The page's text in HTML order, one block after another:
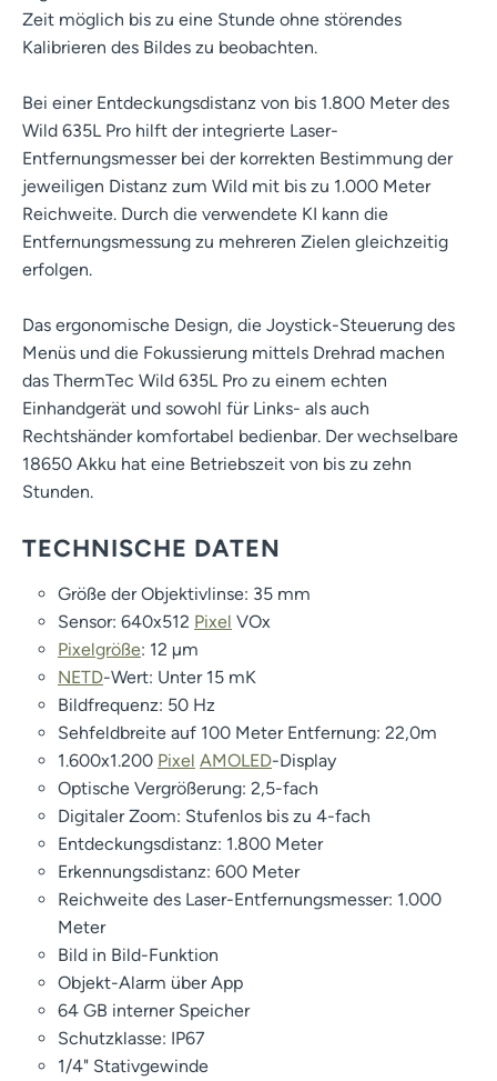
Zeit möglich bis zu eine Stunde ohne störendes
Kalibrieren des Bildes zu beobachten.
Bei einer Entdeckungsdistanz von bis 1.800 Meter des
Wild 635L Pro hilft der integrierte Laser-
Entfernungsmesser bei der korrekten Bestimmung der
jeweiligen Distanz zum Wild mit bis zu 1.000 Meter
Reichweite. Durch die verwendete KI kann die
Entfernungsmessung zu mehreren Zielen gleichzeitig
erfolgen.
Das ergonomische Design, die Joystick-Steuerung des
Menüs und die Fokussierung mittels Drehrad machen
das ThermTec Wild 635L Pro zu einem echten
Einhandgerät und sowohl für Links- als auch
Rechtshänder komfortabel bedienbar. Der wechselbare
18650 Akku hat eine Betriebszeit von bis zu zehn
Stunden.
TECHNISCHE DATEN
Größe der Objektivlinse: 35 mm
Sensor: 640x512 Pixel VOx
Pixelgröße: 12 µm
NETD-Wert: Unter 15 mK
Bildfrequenz: 50 Hz
Sehfeldbreite auf 100 Meter Entfernung: 22,0m
1.600x1.200 Pixel AMOLED-Display
Optische Vergrößerung: 2,5-fach
Digitaler Zoom: Stufenlos bis zu 4-fach
Entdeckungsdistanz: 1.800 Meter
Erkennungsdistanz: 600 Meter
Reichweite des Laser-Entfernungsmesser: 1.000
Meter
Bild in Bild-Funktion
Objekt-Alarm über App
64 GB interner Speicher
Schutzklasse: IP67
1/4" Stativgewinde